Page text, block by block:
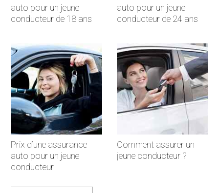
auto pour un jeune
conducteur de 18 ans
auto pour un jeune
conducteur de 24 ans
Prix d’une assurance
auto pour un jeune
conducteur
Comment assurer un
jeune conducteur ?